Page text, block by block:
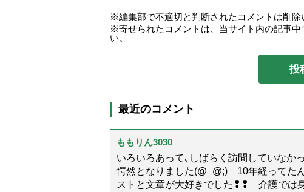
編集部で不適切と判断されたコメントは削除
寄せられたコメントは、当サイト内の記事
い。
最近のコメント
ももりん3030
いろいろあって､しばらく訪問していなか
愕然となりました(@_@;) 10年経ってた
ストと文章が大好きでした❢❢ 介護では